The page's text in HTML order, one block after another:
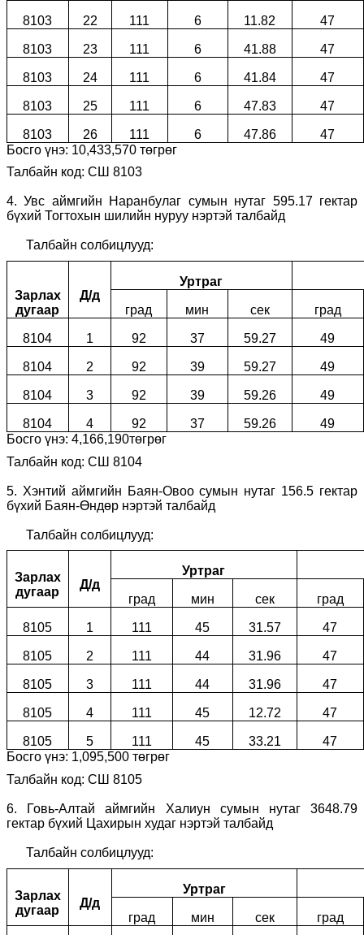
8103 22 111 6 11.82 47
8103 23 111 6 41.88 47
8103 24 111 6 41.84 47
8103 25 111 6 47.83 47
8103 26 111 6 47.86
47
Босго үнэ: 10,433,570 төгрөг
Талбайн код: СШ 8103
4. Увс аймгийн Наранбулаг сумын нутаг 595.17 гектар
бүхий Тогтохын шилийн нуруу нэртэй талбайд
Талбайн солбицлууд:
Зарлах
дугаар
Д/д
Уртраг
град мин сек град
8104 1 92 37 59.27 49
8104 2 92 39 59.27 49
8104 3 92 39 59.26 49
8104 4 92 37 59.26
49
Босго үнэ: 4,166,190төгрөг
Талбайн код: СШ 8104
5. Хэнтий аймгийн Баян-Овоо сумын нутаг 156.5 гектар
бүхий Баян-Өндөр нэртэй талбайд
Талбайн солбицлууд:
Зарлах
дугаар
Д/д
Уртраг
град мин сек град
8105 1 111 45 31.57 47
8105 2 111 44 31.96 47
8105 3 111 44 31.96 47
8105 4 111 45 12.72 47
8105 5 111 45 33.21
47
Босго үнэ: 1,095,500 төгрөг
Талбайн код: СШ 8105
6.
Говь-Алтай аймгийн Халиун сумын нутаг 3648.79
гектар бүхий Цахирын худаг нэртэй талбайд
Талбайн солбицлууд:
Зарлах
дугаар
Д/д
Уртраг
град мин сек град